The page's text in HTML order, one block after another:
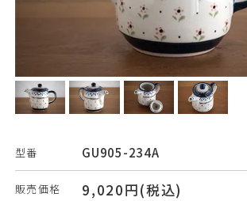
型番 GU905-234A
販売価格 9,020円(税込)